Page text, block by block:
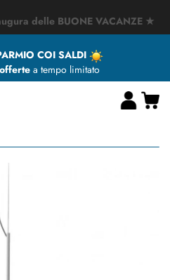
delle BUONE VACANZE ★
COI SALDI
offertea tempo limitato